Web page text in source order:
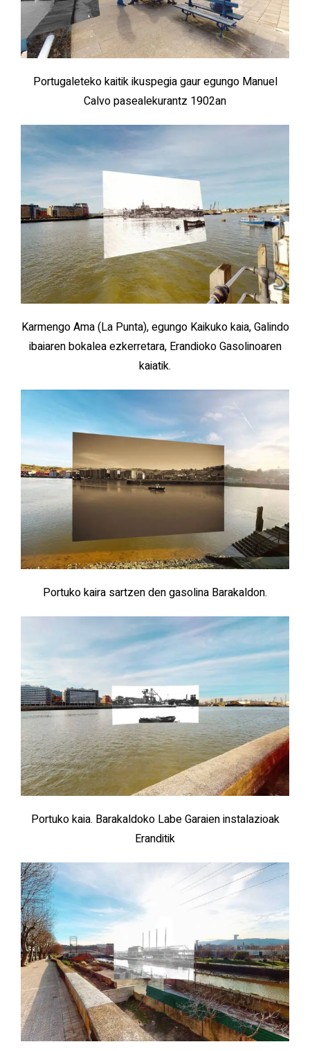
Portugaleteko kaitik ikuspegia gaur egungo Manuel
Calvo pasealekurantz 1902an
Karmengo Ama (La Punta), egungo Kaikuko kaia, Galindo
ibaiaren bokalea ezkerretara, Erandioko Gasolinoaren
kaiatik.
Portuko kaira sartzen den gasolina Barakaldon.
Portuko kaia. Barakaldoko Labe Garaien instalazioak
Eranditik